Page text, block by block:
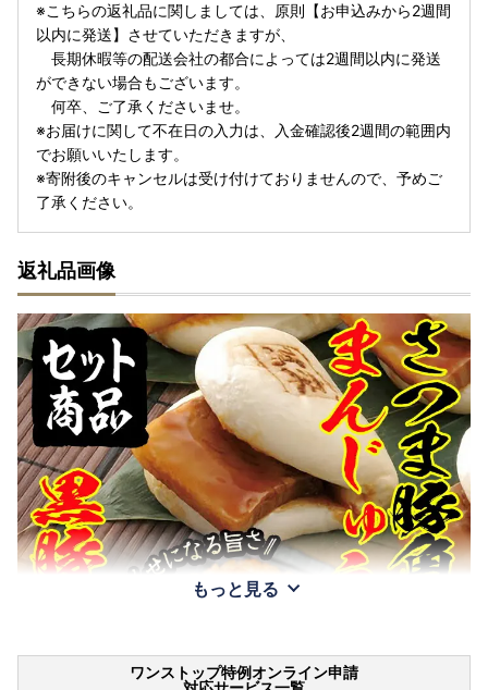
※こちらの返礼品に関しましては、原則【お申込みから2週間
以内に発送】させていただきますが、
長期休暇等の配送会社の都合によっては2週間以内に発送
ができない場合もございます。
何卒、ご了承くださいませ。
※お届けに関して不在日の入力は、入金確認後2週間の範囲内
でお願いいたします。
※寄附後のキャンセルは受け付けておりませんので、予めご
了承ください。
返礼品画像
もっと見る
ワンストップ特例オンライン申請